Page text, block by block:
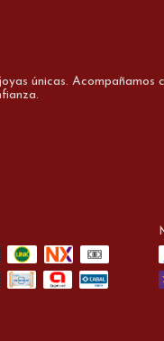
únicas. Acompañamos